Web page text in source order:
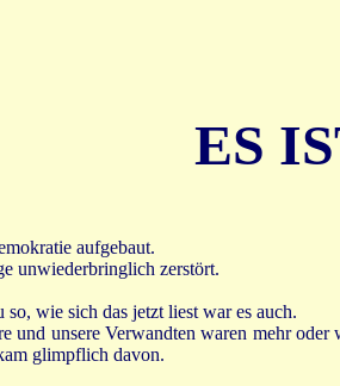
ES
aufgebaut.
unwiederbringlich zerstört.
wie sich das jetzt liest war es auch.
und unsere Verwandten waren mehr
glimpflich davon.